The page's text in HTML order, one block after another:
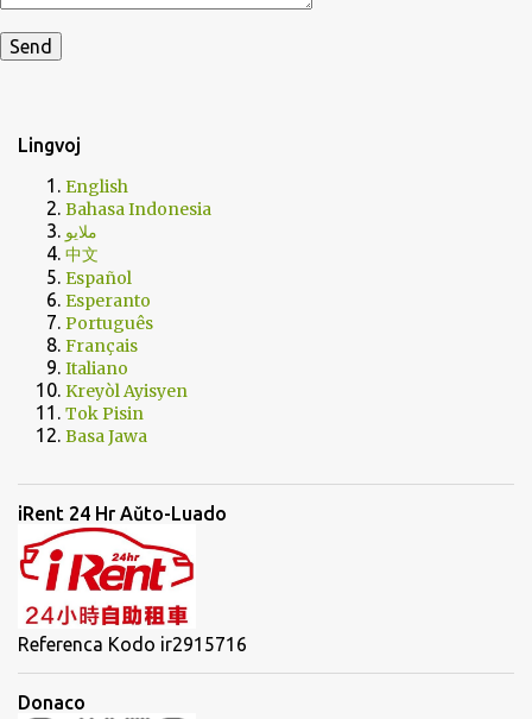
Lingvoj
English
Bahasa Indonesia
ملايو
中文
Español
Esperanto
Português
Français
Italiano
Kreyòl Ayisyen
Tok Pisin
Basa Jawa
iRent 24 Hr Aŭto-Luado
Referenca Kodo ir2915716
Donaco